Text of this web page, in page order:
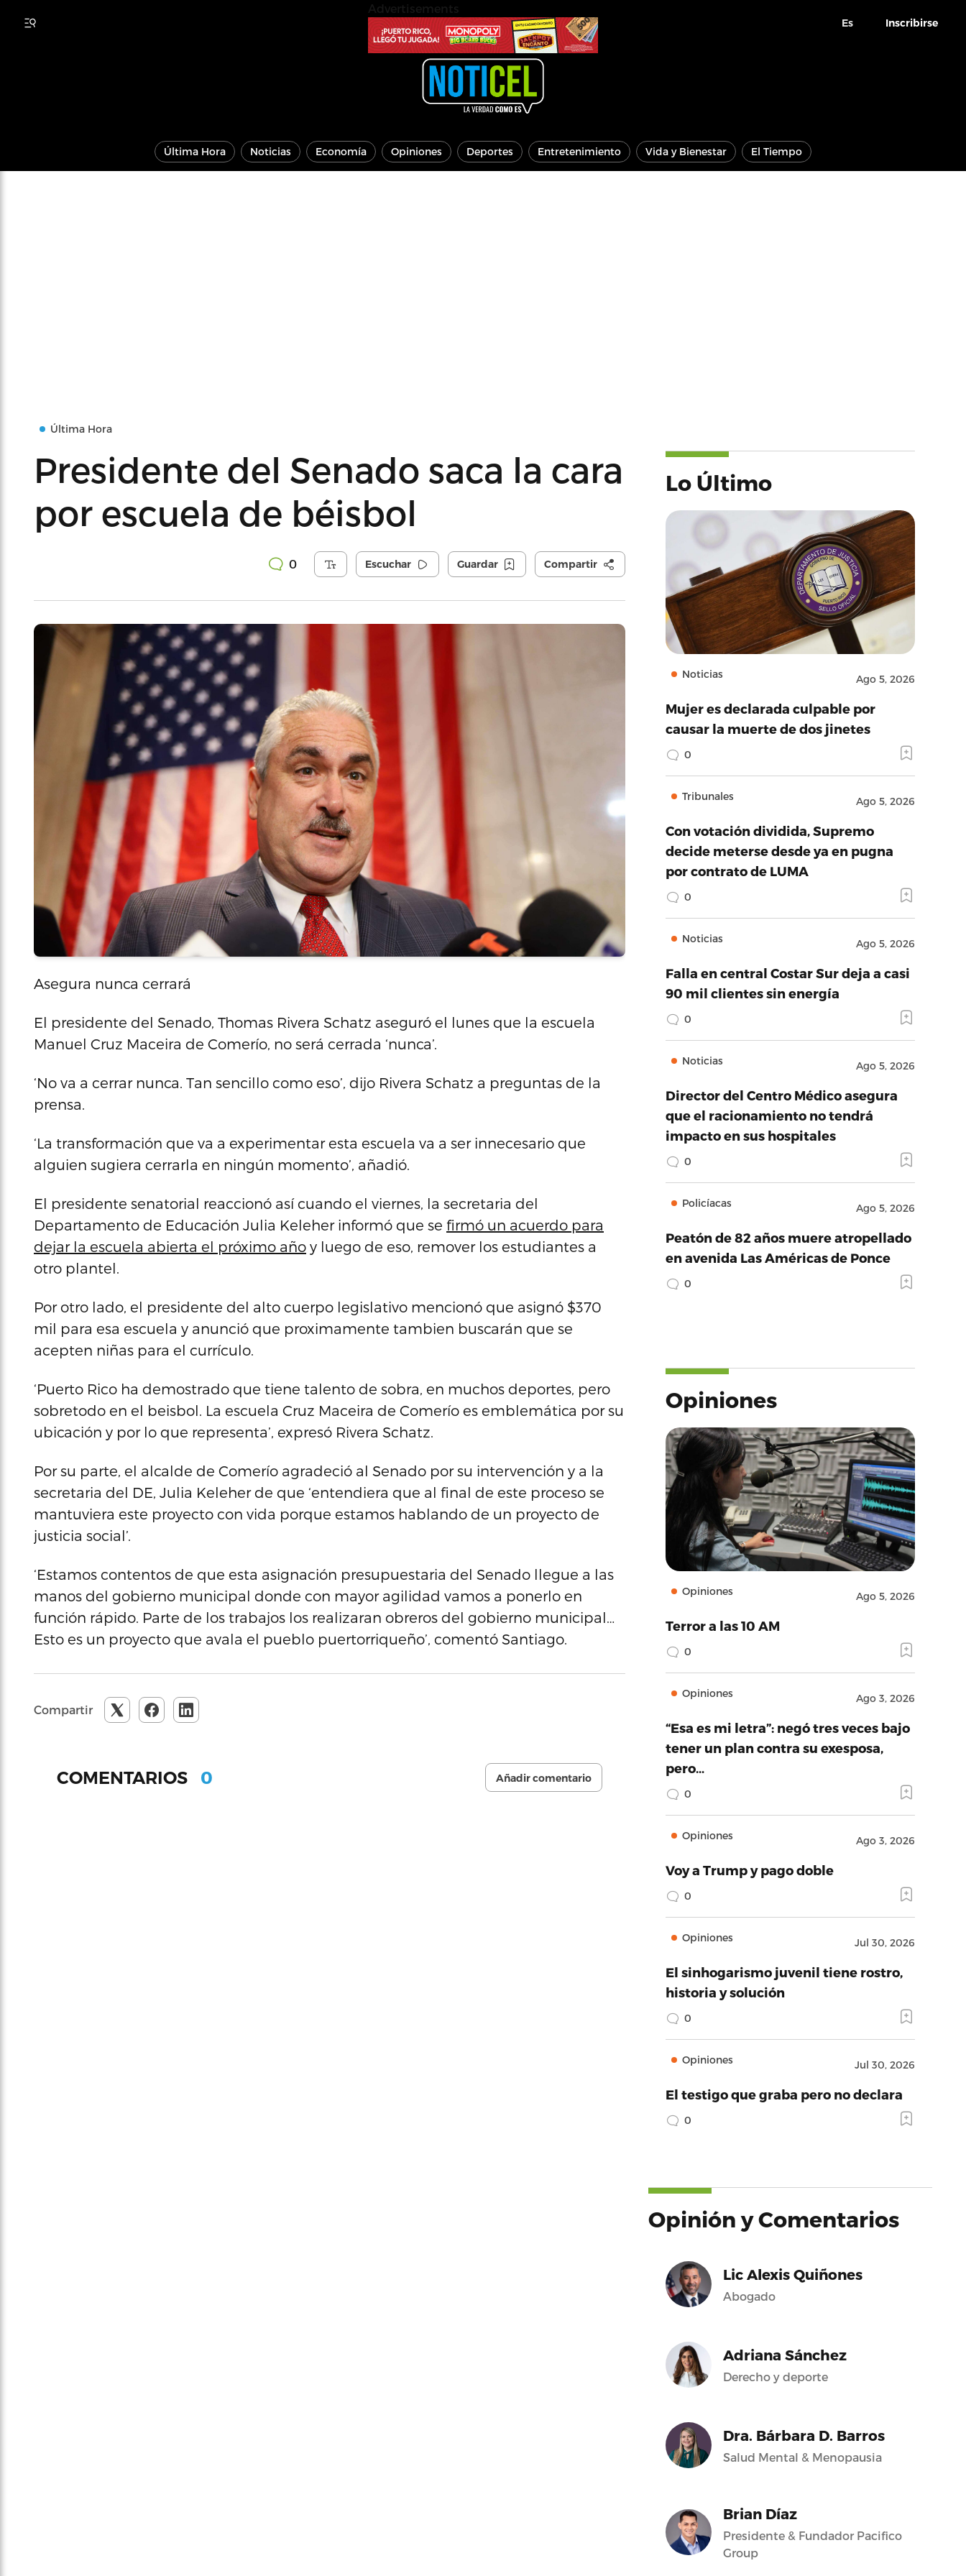
Es Inscribirse
Última Hora Noticias Economía Opiniones Deportes Entretenimiento Vida y Bienestar El Tiempo
Última Hora
Presidente del Senado saca la cara
por escuela de béisbol
0 Escuchar Guardar Compartir
Asegura nunca cerrará
El presidente del Senado, Thomas Rivera Schatz aseguró el lunes que la escuela
Manuel Cruz Maceira de Comerío, no será cerrada ‘nunca’.
‘No va a cerrar nunca. Tan sencillo como eso’, dijo Rivera Schatz a preguntas de la
prensa.
‘La transformación que va a experimentar esta escuela va a ser innecesario que
alguien sugiera cerrarla en ningún momento’, añadió.
El presidente senatorial reaccionó así cuando el viernes, la secretaria del
Departamento de Educación Julia Keleher informó que se firmó un acuerdo para
dejar la escuela abierta el próximo año y luego de eso, remover los estudiantes a
otro plantel.
Por otro lado, el presidente del alto cuerpo legislativo mencionó que asignó $370
mil para esa escuela y anunció que proximamente tambien buscarán que se
acepten niñas para el currículo.
‘Puerto Rico ha demostrado que tiene talento de sobra, en muchos deportes, pero
sobretodo en el beisbol. La escuela Cruz Maceira de Comerío es emblemática por su
ubicación y por lo que representa’, expresó Rivera Schatz.
Por su parte, el alcalde de Comerío agradeció al Senado por su intervención y a la
secretaria del DE, Julia Keleher de que ‘entendiera que al final de este proceso se
mantuviera este proyecto con vida porque estamos hablando de un proyecto de
justicia social’.
‘Estamos contentos de que esta asignación presupuestaria del Senado llegue a las
manos del gobierno municipal donde con mayor agilidad vamos a ponerlo en
función rápido. Parte de los trabajos los realizaran obreros del gobierno municipal…
Esto es un proyecto que avala el pueblo puertorriqueño’, comentó Santiago.
Compartir
COMENTARIOS 0 Añadir comentario
Lo Último
Noticias Ago 5, 2026
Mujer es declarada culpable por
causar la muerte de dos jinetes
0
Tribunales Ago 5, 2026
Con votación dividida, Supremo
decide meterse desde ya en pugna
por contrato de LUMA
0
Noticias Ago 5, 2026
Falla en central Costar Sur deja a casi
90 mil clientes sin energía
0
Noticias Ago 5, 2026
Director del Centro Médico asegura
que el racionamiento no tendrá
impacto en sus hospitales
0
Policíacas Ago 5, 2026
Peatón de 82 años muere atropellado
en avenida Las Américas de Ponce
0
Opiniones
Opiniones Ago 5, 2026
Terror a las 10 AM
0
Opiniones Ago 3, 2026
“Esa es mi letra”: negó tres veces bajo
tener un plan contra su exesposa,
pero…
0
Opiniones Ago 3, 2026
Voy a Trump y pago doble
0
Opiniones Jul 30, 2026
El sinhogarismo juvenil tiene rostro,
historia y solución
0
Opiniones Jul 30, 2026
El testigo que graba pero no declara
0
Opinión y Comentarios
Lic Alexis Quiñones
Abogado
Adriana Sánchez
Derecho y deporte
Dra. Bárbara D. Barros
Salud Mental & Menopausia
Brian Díaz
Presidente & Fundador Pacifico
Group